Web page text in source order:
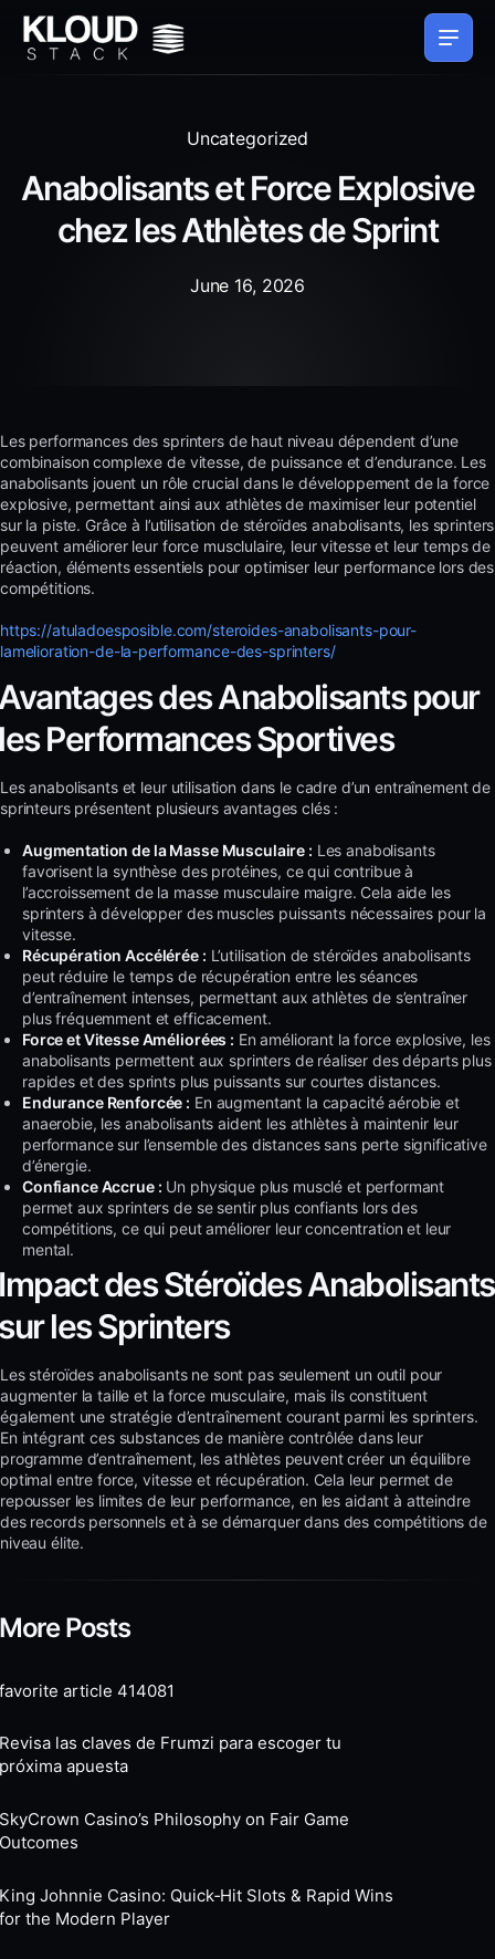
Uncategorized
Anabolisants et Force Explosive
chez les Athlètes de Sprint
June 16, 2026
Les performances des sprinters de haut niveau dépendent d’une
combinaison complexe de vitesse, de puissance et d’endurance. Les
anabolisants jouent un rôle crucial dans le développement de la force
explosive, permettant ainsi aux athlètes de maximiser leur potentiel
sur la piste. Grâce à l’utilisation de stéroïdes anabolisants, les sprinters
peuvent améliorer leur force musclulaire, leur vitesse et leur temps de
réaction, éléments essentiels pour optimiser leur performance lors des
compétitions.
https://atuladoesposible.com/steroides-anabolisants-pour-
lamelioration-de-la-performance-des-sprinters/
des Anabolisants pour
Performances Sportives
Les anabolisants et leur utilisation dans le cadre d’un entraînement de
sprinteurs présentent plusieurs avantages clés :
Augmentation de la Masse Musculaire : Les anabolisants
favorisent la synthèse des protéines, ce qui contribue à
l’accroissement de la masse musculaire maigre. Cela aide les
sprinters à développer des muscles puissants nécessaires pour la
vitesse.
Récupération Accélérée : L’utilisation de stéroïdes anabolisants
peut réduire le temps de récupération entre les séances
d’entraînement intenses, permettant aux athlètes de s’entraîner
plus fréquemment et efficacement.
Force et Vitesse Améliorées : En améliorant la force explosive, les
anabolisants permettent aux sprinters de réaliser des départs plus
rapides et des sprints plus puissants sur courtes distances.
Endurance Renforcée : En augmentant la capacité aérobie et
anaerobie, les anabolisants aident les athlètes à maintenir leur
performance sur l’ensemble des distances sans perte significative
d’énergie.
Confiance Accrue : Un physique plus musclé et performant
permet aux sprinters de se sentir plus confiants lors des
compétitions, ce qui peut améliorer leur concentration et leur
mental.
des Stéroïdes Anabolisants
les Sprinters
Les stéroïdes anabolisants ne sont pas seulement un outil pour
augmenter la taille et la force musculaire, mais ils constituent
également une stratégie d’entraînement courant parmi les sprinters.
En intégrant ces substances de manière contrôlée dans leur
programme d’entraînement, les athlètes peuvent créer un équilibre
optimal entre force, vitesse et récupération. Cela leur permet de
repousser les limites de leur performance, en les aidant à atteindre
des records personnels et à se démarquer dans des compétitions de
niveau élite.
Posts
favorite article 414081
Revisa las claves de Frumzi para escoger tu
próxima apuesta
SkyCrown Casino’s Philosophy on Fair Game
Outcomes
King Johnnie Casino: Quick‑Hit Slots & Rapid Wins
for the Modern Player